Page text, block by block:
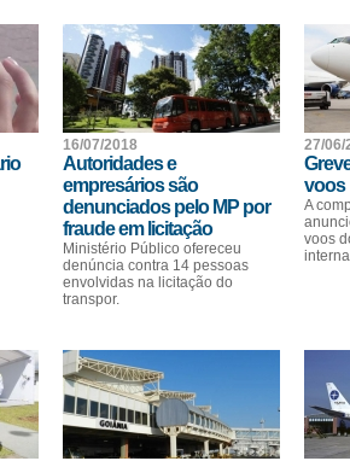
16/07/2018
Autoridades e
empresários são
denunciados pelo MP por
fraude em licitação
Ministério Público ofereceu
denúncia contra 14 pessoas
envolvidas na licitação do
transpor.
27/06/
voos
A
voos